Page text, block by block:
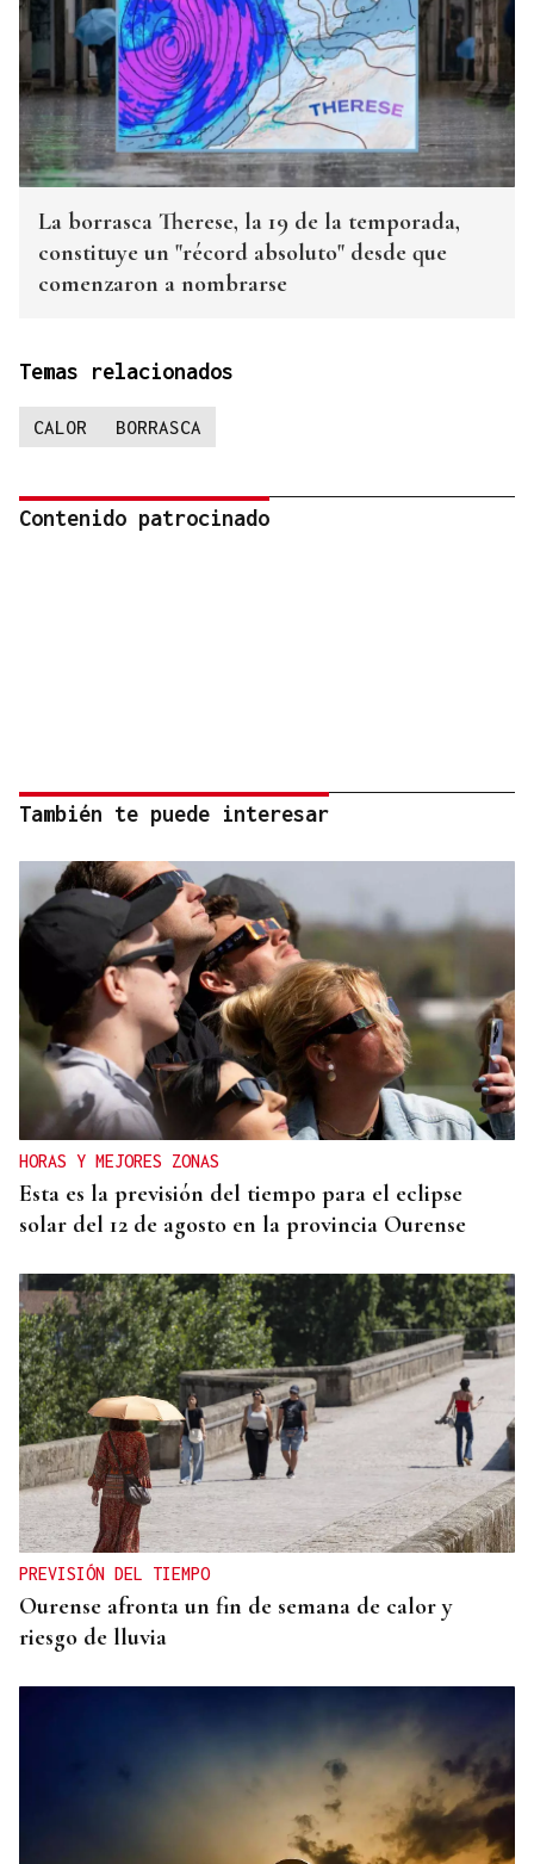
La borrasca Therese, la 19 de la temporada,
constituye un "récord absoluto" desde que
comenzaron a nombrarse
Temas relacionados
CALOR BORRASCA
Contenido patrocinado
También te puede interesar
HORAS Y MEJORES ZONAS
Esta es la previsión del tiempo para el eclipse
solar del 12 de agosto en la provincia Ourense
PREVISIÓN DEL TIEMPO
Ourense afronta un fin de semana de calor y
riesgo de lluvia